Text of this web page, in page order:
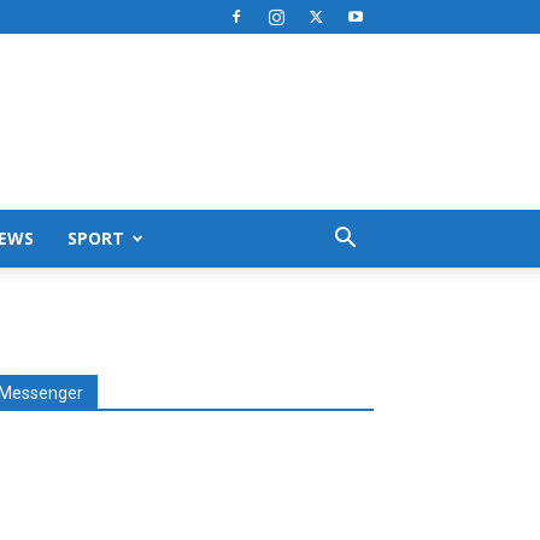
SPORT
Messenger